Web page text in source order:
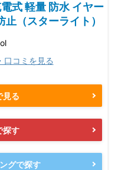
式 軽量 防水 イヤー
（スターライト）
口コミを見る
る
探す
グで探す